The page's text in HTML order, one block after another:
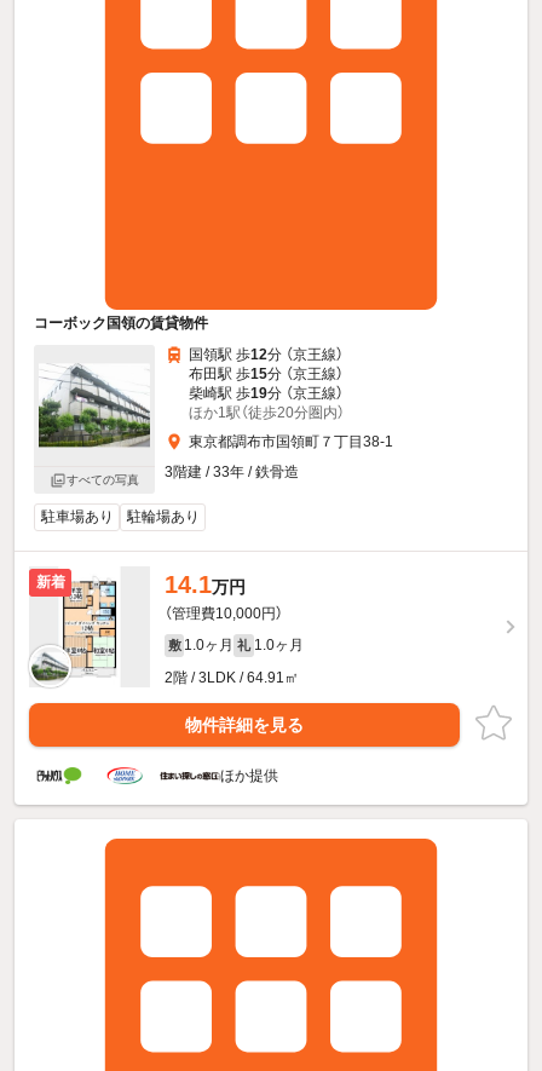
コーボック国領の賃貸物件
すべての写真
国領駅 歩12分 （京王線）
布田駅 歩15分 （京王線）
柴崎駅 歩19分 （京王線）
ほか1駅（徒歩20分圏内）
東京都調布市国領町７丁目38-1
3階建 / 33年 / 鉄骨造
駐車場あり 駐輪場あり
新着 14.1万円
（管理費10,000円）
敷 1.0ヶ月 礼 1.0ヶ月
2階 / 3LDK / 64.91㎡
物件詳細を見る
ほか提供